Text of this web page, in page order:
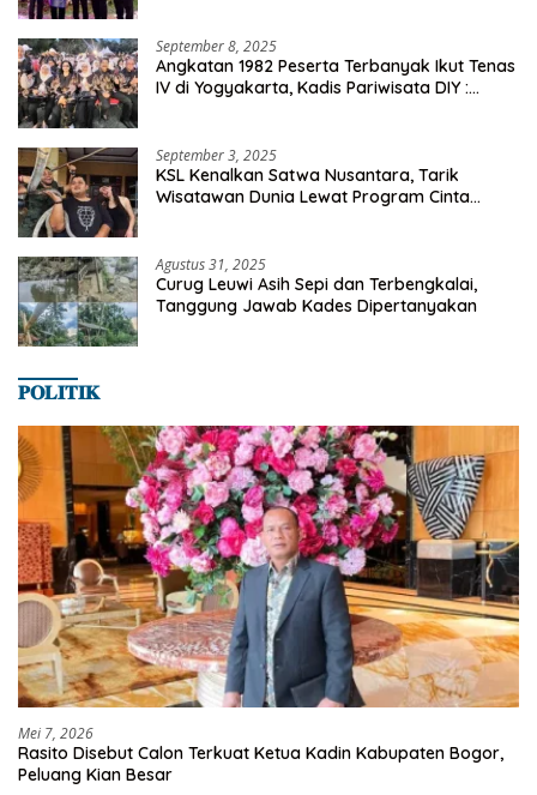
September 8, 2025
Angkatan 1982 Peserta Terbanyak Ikut Tenas
IV di Yogyakarta, Kadis Pariwisata DIY :
September 3, 2025
KSL Kenalkan Satwa Nusantara, Tarik
Wisatawan Dunia Lewat Program Cinta
Agustus 31, 2025
Curug Leuwi Asih Sepi dan Terbengkalai,
Tanggung Jawab Kades Dipertanyakan
𝐏𝐎𝐋𝐈𝐓𝐈𝐊
Mei 7, 2026
Rasito Disebut Calon Terkuat Ketua Kadin Kabupaten Bogor,
Peluang Kian Besar